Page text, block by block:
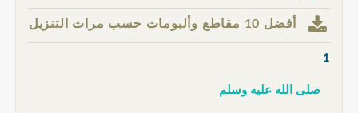
أفضل 10 مقاطع وألبومات حسب مرات التنزيل
1
صلى الله عليه وسلم